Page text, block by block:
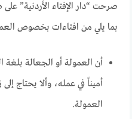
صرحت “دار الإفتاء الأردنية”
بما يلي من افتاءات بخصوص
أن العمولة أو الجعالة
أميناً في عمله، وألا يحتاج
العمولة.